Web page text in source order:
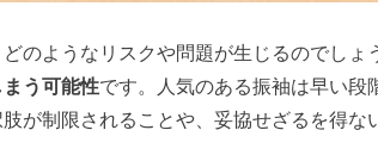
のようなリスクや問題が生じるのでしょ
う可能性です。人気のある振袖は早い段
が制限されることや、妥協せざるを得な